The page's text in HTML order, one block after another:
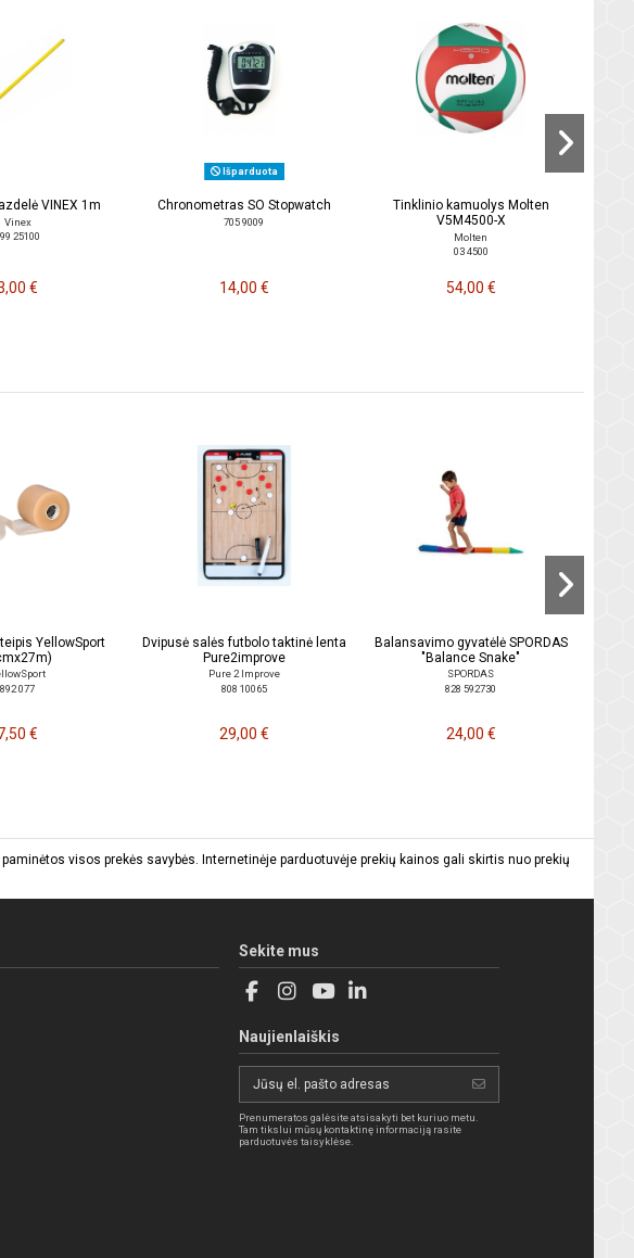
VINEX 1m
Vinex
25100
€
Išparduota
Chronometras SO Stopwatch
705 9009
14,00 €
Tinklinio kamuolys Molten
V5M4500-X
Molten
03 4500
54,00 €
YellowSport
892 077
€
Dvipusė salės futbolo taktinė lenta
Pure2improve
Pure 2 Improve
808 10065
29,00 €
Balansavimo gyvatėlė SPORDAS
"Balance Snake"
SPORDAS
828 592730
24,00 €
visos prekės savybės. Internetinėje parduotuvėje prekių kainos gali skirtis nuo prekių
Sekite mus
Naujienlaiškis
Prenumeratos galėsite atsisakyti bet kuriuo metu.
Tam tikslui mūsų kontaktinę informaciją rasite
parduotuvės taisyklėse.